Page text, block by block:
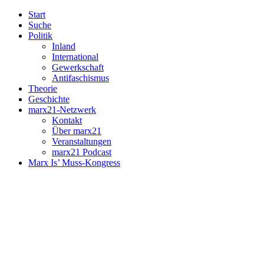
Start
Suche
Politik
Inland
International
Gewerkschaft
Antifaschismus
Theorie
Geschichte
marx21-Netzwerk
Kontakt
Über marx21
Veranstaltungen
marx21 Podcast
Marx Is’ Muss-Kongress